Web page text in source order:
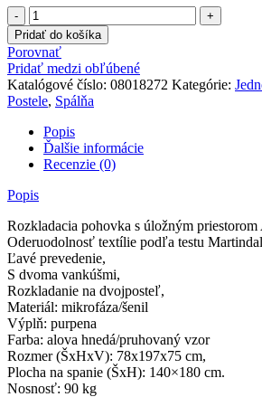
množstvo
Rozkladacia
pohovka,
hnedá/vzorované
vankúše,
ľavá,
AGA
D
Pridať do košíka
Porovnať
Pridať medzi obľúbené
Katalógové číslo: 08018272 Kategórie:
Postele, Spálňa
Popis
Ďalšie informácie
Recenzie (0)
Popis
Rozkladacia pohovka s úložným
Oderuodolnosť textílie podľa testu
Ľavé prevedenie,
S dvoma vankúšmi,
Rozkladanie na dvojposteľ,
Materiál: mikrofáza/šenil
Výplň: purpena
Farba: alova hnedá/pruhovaný vzor
Rozmer (ŠxHxV): 78x197x75 cm,
Plocha na spanie (ŠxH): 140×180 cm.
Nosnosť: 90 kg